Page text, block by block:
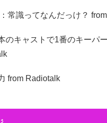
常識ってなんだっけ？
のキャストで1番のキーパ
from Radiotalk